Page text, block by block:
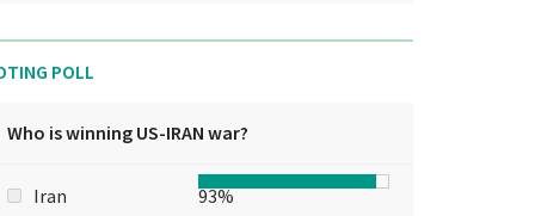
POLL
Who is winning US-IRAN war?
Iran 93%